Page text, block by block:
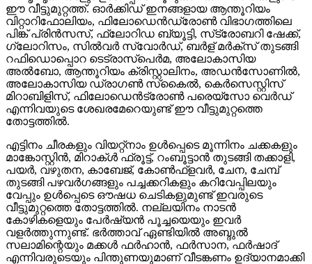
ഈ വീട്ടുമുറ്റത്ത്. ഓര്‍ക്കിഡ് ഇനങ്ങളായ ആന്തൂറിയം
വിറ്റാറിഫോലിയം, ഫിലോഡെന്‍ഡ്രോണ്‍ വിഭാഗത്തിലെ
പിങ്ക് പ്രിന്‍സസ്, ഫ്‌ലോറിഡ ബ്യൂട്ടി, സ്‌ട്രോബറി ഷേക്ക്,
ഗ്ലോറിസം, സില്‍വര്‍ സ്വോര്‍ഡ്, ബര്‍ള് മര്‍ക്‌സ് തുടങ്ങി
റഫിഡൊപ്പൊറ ടെട്രാസ്‌പെര്‍മ, അലോകാസിയ
അല്‍ബോ, ആന്തൂറിയം ക്രിസ്റ്റാലിനം, അഡന്‍സോണില്‍,
അലോകാസിയ ഡ്രാഗണ്‍ സ്‌കൈല്‍, കെര്‍സെസ്റ്റിസ്
മിറാബിളിസ്, ഫിലോഡെന്‍ട്രോണ്‍ പരെയ്‌സോ വെര്‍ഡ്
എന്നിവയുടെ ശേഖരമേറെയുണ്ട് ഈ വീട്ടുമുറ്റത്തെ
തോട്ടത്തില്‍.
എട്ടിനം ചീരകളും വിയറ്റ്‌നാം ഉള്‍പ്പെടെ മൂന്നിനം ചക്കകളും
മാങ്കോസ്റ്റിന്‍, മിറാക്ള്‍ ഫ്രൂട്ട്, റംബൂട്ടാന്‍ തുടങ്ങി തക്കാളി,
പയര്‍, വഴുതന, കാബേജ്, കോണ്‍ഫ്‌ളവര്‍, ചേന, ചേമ്പ്
തുടങ്ങി പഴവര്‍ഗങ്ങളും പച്ചക്കറികളും കറിവേപ്പിലയും
വേപ്പും ഉള്‍പ്പെടെ ഔഷധ ചെടികളുമുണ്ട് ഇവരുടെ
വീട്ടുമുറ്റത്തെ തോട്ടത്തില്‍. നല്ലയിനം നാടന്‍
കോഴികളെയും പേര്‍ഷ്യന്‍ പൂച്ചയെയും ഇവര്‍
വളര്‍ത്തുന്നുണ്ട്. ഭര്‍ത്താവ് ഏണ്ടിയില്‍ അബ്ദുല്‍
സലാമിന്റെയും മക്കള്‍ ഫര്‍ഹാന്‍, ഫര്‍സാന, ഫര്‍ഷാദ്
എന്നിവരുടെയും പിന്തുണയുമാണ് വീടങ്കണം ഉദ്യാനമാക്കി